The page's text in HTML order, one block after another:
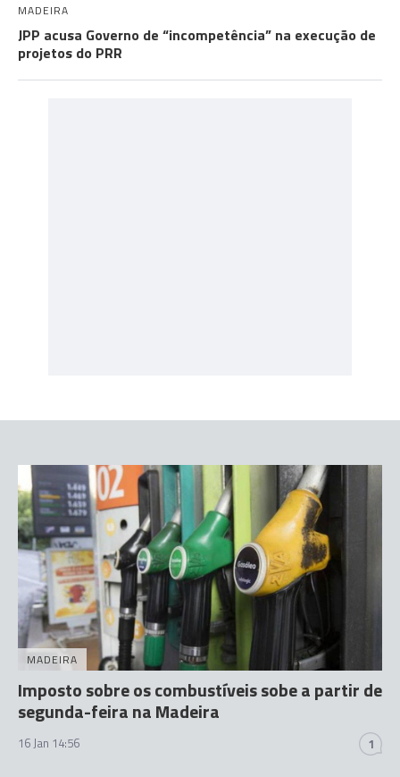
MADEIRA
JPP acusa Governo de “incompetência” na execução de
projetos do PRR
MADEIRA
Imposto sobre os combustíveis sobe a partir de
segunda-feira na Madeira
16 Jan 14:56 1